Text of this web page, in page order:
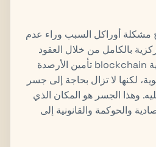
أوراكل السبب وراء عدم
بالكامل من خلال العقود
الذكية وحدها. يمكن لتقنية blockchain تأمين الأرصدة
لكنها لا تزال بحاجة إلى جسر
وهذا الجسر هو المكان الذي
والحوكمة والقانونية إلى